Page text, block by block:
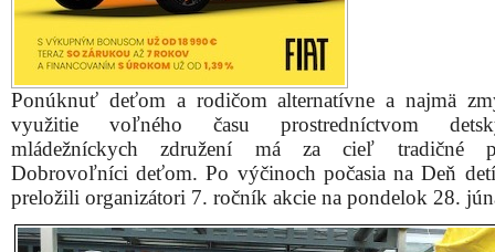
Ponúknuť deťom a rodičom alternatívne a najmä
využitie voľného času prostredníctvom
mládežníckych združení má za cieľ tradičné
Dobrovoľníci deťom. Po výčinoch počasia na Deň
preložili organizátori 7. ročník akcie na pondelok 28.